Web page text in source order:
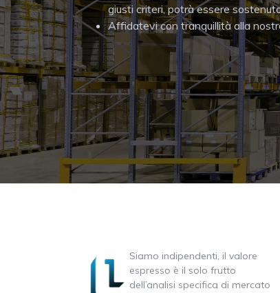
giusti criteri, potrà essere
Affidatevi con tranquillità alla
Siamo indipendenti, il valore
espresso è il solo frutto
dell’analisi specifica di mercato